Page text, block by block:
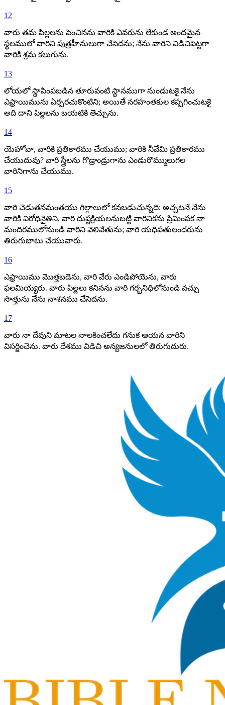
12
వారు తమ పిల్లలను పెంచినను వారికి ఎవరును లేకుండ అందమైన
స్థలములో వారిని పుత్రహీనులుగా చేసెదను; నేను వారిని విడిచిపెట్టగా
వారికి శ్రమ కలుగును.
13
లోయలో స్థాపింపబడిన తూరువంటి స్థానముగా నుండుటకై నేను
ఎఫ్రాయిమును ఏర్పరచుకొంటిని; అయితే నరహంతకుల కప్పగించుటకై
అది దాని పిల్లలను బయటికి తెచ్చును.
14
యెహోవా, వారికి ప్రతికారము చేయుము; వారికి నీవేమి ప్రతికారము
చేయుదువు? వారి స్త్రీలను గొడ్రాండ్రుగాను ఎండురొమ్ములుగల
వారినిగాను చేయుము.
15
వారి చెడుతనమంతయు గిల్గాలులో కనబడుచున్నది; అచ్చటనే నేను
వారికి విరోధినైతిని, వారి దుష్టక్రియలనుబట్టి వారినికను ప్రేమింపక నా
మందిరములోనుండి వారిని వెలివేతును; వారి యధిపతులందరును
తిరుగుబాటు చేయువారు.
16
ఎఫ్రాయిము మొత్తబడెను, వారి వేరు ఎండిపోయెను, వారు
ఫలమియ్యరు. వారు పిల్లలు కనినను వారి గర్భనిధిలోనుండి వచ్చు
సొత్తును నేను నాశనము చేసెదను.
17
వారు నా దేవుని మాటల నాలకించలేదు గనుక ఆయన వారిని
విసర్జించెను. వారు దేశము విడిచి అన్యజనులలో తిరుగుదురు.